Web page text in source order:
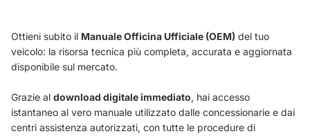
Ottieni subito il Manuale Officina Ufficiale (OEM) del tuo
veicolo: la risorsa tecnica più completa, accurata e aggiornata
disponibile sul mercato.
Grazie al download digitale immediato, hai accesso
istantaneo al vero manuale utilizzato dalle concessionarie e dai
centri assistenza autorizzati, con tutte le procedure di